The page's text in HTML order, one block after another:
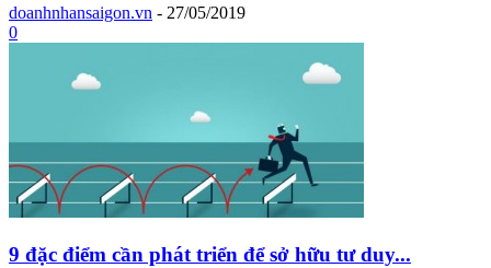
doanhnhansaigon.vn - 27/05/2019
0
9 đặc điểm cần phát triển để sở hữu tư duy...